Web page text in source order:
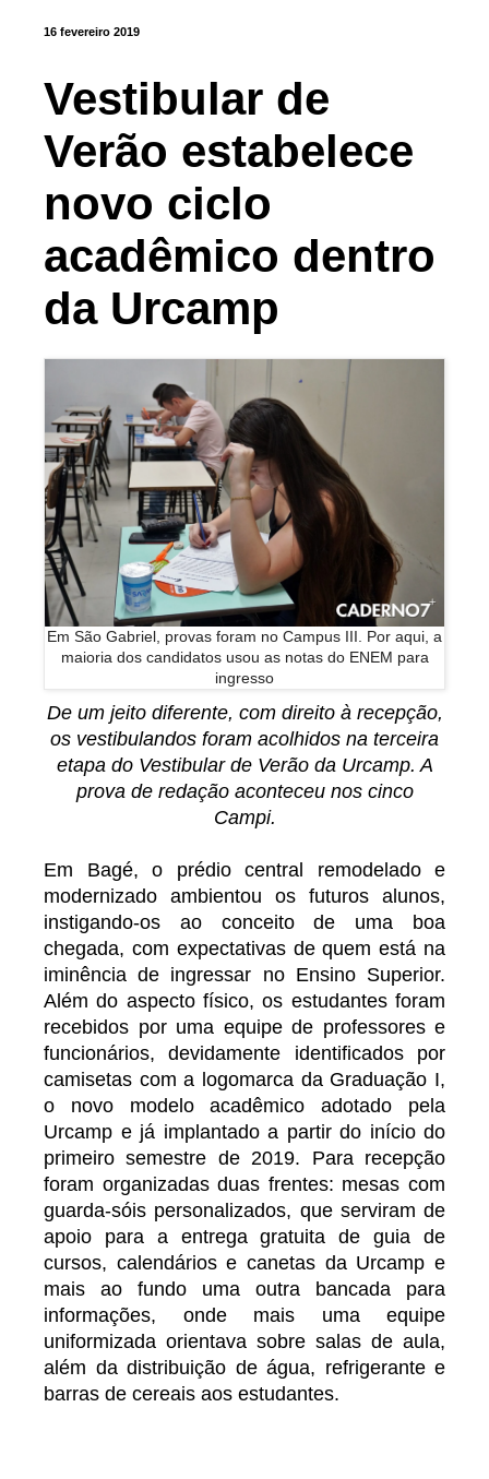
16 fevereiro 2019
Vestibular de
Verão estabelece
novo ciclo
acadêmico dentro
da Urcamp
Em São Gabriel, provas foram no Campus III. Por aqui, a
maioria dos candidatos usou as notas do ENEM para
ingresso
De um jeito diferente, com direito à recepção,
os vestibulandos foram acolhidos na terceira
etapa do Vestibular de Verão da Urcamp. A
prova de redação aconteceu nos cinco
Campi.
Em Bagé, o prédio central remodelado e
modernizado ambientou os futuros alunos,
instigando-os ao conceito de uma boa
chegada, com expectativas de quem está na
iminência de ingressar no Ensino Superior.
Além do aspecto físico, os estudantes foram
recebidos por uma equipe de professores e
funcionários, devidamente identificados por
camisetas com a logomarca da Graduação I,
o novo modelo acadêmico adotado pela
Urcamp e já implantado a partir do início do
primeiro semestre de 2019. Para recepção
foram organizadas duas frentes: mesas com
guarda-sóis personalizados, que serviram de
apoio para a entrega gratuita de guia de
cursos, calendários e canetas da Urcamp e
mais ao fundo uma outra bancada para
informações, onde mais uma equipe
uniformizada orientava sobre salas de aula,
além da distribuição de água, refrigerante e
barras de cereais aos estudantes.